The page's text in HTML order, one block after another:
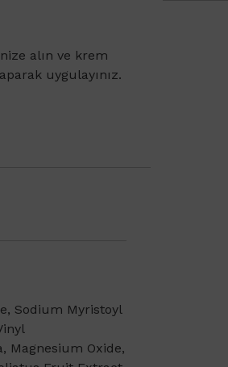
alın ve krem
uygulayınız.
Sodium Myristoyl
Magnesium Oxide,